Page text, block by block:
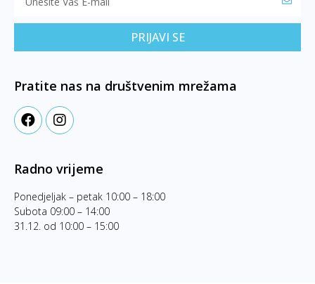
PRIJAVI SE
Pratite nas na društvenim mrežama
Radno vrijeme
Ponedjeljak – petak 10:00 – 18:00
Subota 09:00 – 14:00
31.12. od 10:00 – 15:00